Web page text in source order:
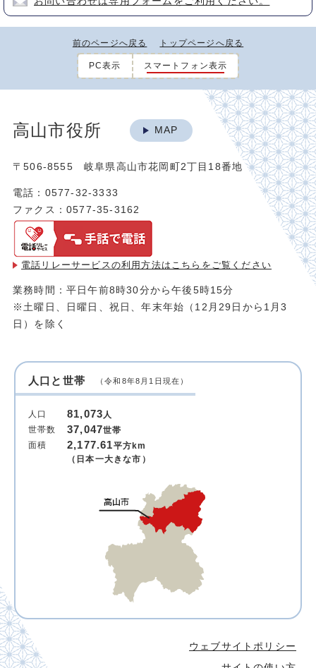
前のページへ戻る トップページへ戻る
PC表示 スマートフォン表示
高山市役所 MAP
〒506-8555 岐阜県高山市花岡町2丁目18番地
電話：0577-32-3333
ファクス：0577-35-3162
電話リレーサービスの利用方法は こちらをご覧ください
業務時間：平日午前8時30分から午後5時15分
※土曜日、日曜日、祝日、年末年始（12月29日から1月3
日）を除く
人口と世帯 （令和8年8月1日現在）
人口 81,073人
世帯数
37,047世帯
面積
2,177.61平方km
（日本一大きな市）
ウェブサイトポリシー